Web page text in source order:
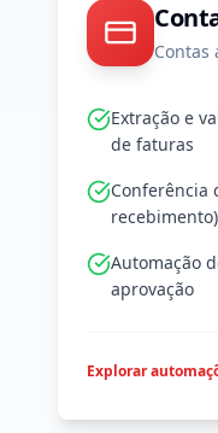
Contas
Extração e
de faturas
Conferência
recebimento)
Automação
aprovação
Explorar